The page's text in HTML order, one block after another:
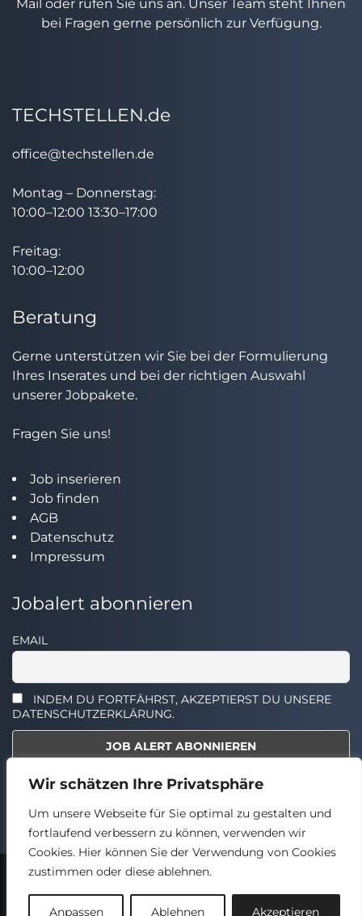
Wir schätzen Ihre Privatsphäre
Um unsere Webseite für Sie optimal zu gestalten und
fortlaufend verbessern zu können, verwenden wir
Cookies. Hier können Sie der Verwendung von Cookies
zustimmen oder diese ablehnen.
Anpassen Ablehnen Akzeptieren
Mail oder rufen Sie uns an. Unser Team steht Ihnen
bei Fragen gerne persönlich zur Verfügung.
TECHSTELLEN.de
office@techstellen.de
Montag – Donnerstag:
10:00–12:00 13:30–17:00
Freitag:
10:00–12:00
Beratung
Gerne unterstützen wir Sie bei der Formulierung
Ihres Inserates und bei der richtigen Auswahl
unserer Jobpakete.
Fragen Sie uns!
Job inserieren
Job finden
AGB
Datenschutz
Impressum
Jobalert abonnieren
EMAIL
INDEM DU FORTFÄHRST, AKZEPTIERST DU UNSERE
DATENSCHUTZERKLÄRUNG.
Select the widget you want to show.
Back